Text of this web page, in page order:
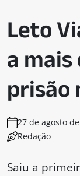
Leto
a mais
prisão
27 de agosto de
Redação
Saiu a